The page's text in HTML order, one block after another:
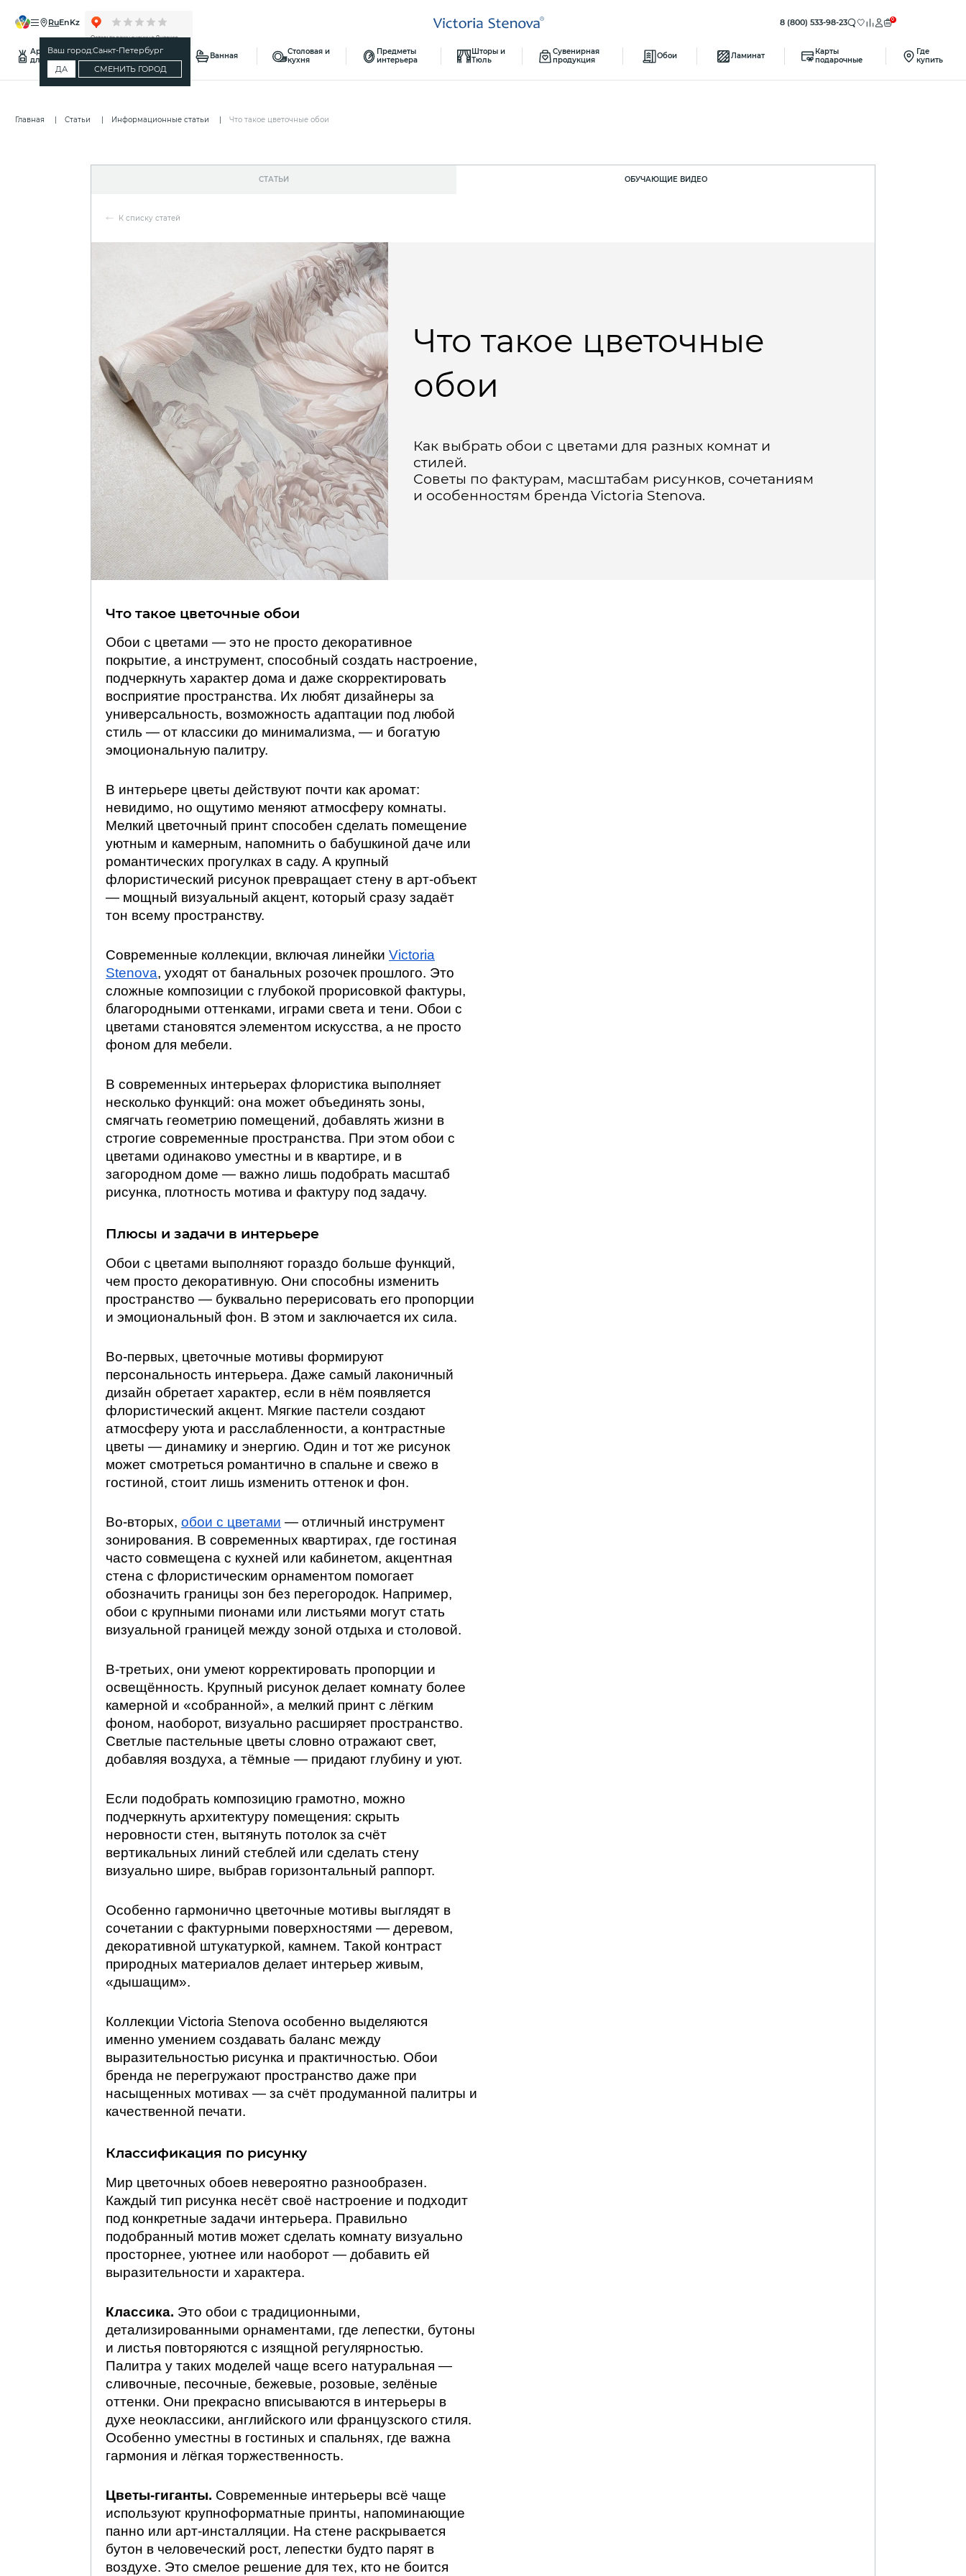
Ваш город:Санкт-Петербург
ДА
СМЕНИТЬ ГОРОД
ru en kz 8 (800) 533-98-23 0
Ароматы
для дома
Спальня Ванная
Столовая и
кухня
Предметы
интерьера
Шторы и
Тюль
Сувенирная
продукция
Обои Ламинат
Карты
подарочные
Где
купить
Главная Статьи Информационные статьи Что такое цветочные обои
СТАТЬИ ОБУЧАЮЩИЕ ВИДЕО
К списку статей
Что такое цветочные
обои
Как выбрать обои с цветами для разных комнат и
стилей.
Советы по фактурам, масштабам рисунков, сочетаниям
и особенностям бренда Victoria Stenova.
Что такое цветочные обои
Обои с цветами — это не просто декоративное
покрытие, а инструмент, способный создать настроение,
подчеркнуть характер дома и даже скорректировать
восприятие пространства. Их любят дизайнеры за
универсальность, возможность адаптации под любой
стиль — от классики до минимализма, — и богатую
эмоциональную палитру.
В интерьере цветы действуют почти как аромат:
невидимо, но ощутимо меняют атмосферу комнаты.
Мелкий цветочный принт способен сделать помещение
уютным и камерным, напомнить о бабушкиной даче или
романтических прогулках в саду. А крупный
флористический рисунок превращает стену в арт-объект
— мощный визуальный акцент, который сразу задаёт
тон всему пространству.
Современные коллекции, включая линейки Victoria
Stenova, уходят от банальных розочек прошлого. Это
сложные композиции с глубокой прорисовкой фактуры,
благородными оттенками, играми света и тени. Обои с
цветами становятся элементом искусства, а не просто
фоном для мебели.
В современных интерьерах флористика выполняет
несколько функций: она может объединять зоны,
смягчать геометрию помещений, добавлять жизни в
строгие современные пространства. При этом обои с
цветами одинаково уместны и в квартире, и в
загородном доме — важно лишь подобрать масштаб
рисунка, плотность мотива и фактуру под задачу.
Плюсы и задачи в интерьере
Обои с цветами выполняют гораздо больше функций,
чем просто декоративную. Они способны изменить
пространство — буквально перерисовать его пропорции
и эмоциональный фон. В этом и заключается их сила.
Во-первых, цветочные мотивы формируют
персональность интерьера. Даже самый лаконичный
дизайн обретает характер, если в нём появляется
флористический акцент. Мягкие пастели создают
атмосферу уюта и расслабленности, а контрастные
цветы — динамику и энергию. Один и тот же рисунок
может смотреться романтично в спальне и свежо в
гостиной, стоит лишь изменить оттенок и фон.
Во-вторых, обои с цветами — отличный инструмент
зонирования. В современных квартирах, где гостиная
часто совмещена с кухней или кабинетом, акцентная
стена с флористическим орнаментом помогает
обозначить границы зон без перегородок. Например,
обои с крупными пионами или листьями могут стать
визуальной границей между зоной отдыха и столовой.
В-третьих, они умеют корректировать пропорции и
освещённость. Крупный рисунок делает комнату более
камерной и «собранной», а мелкий принт с лёгким
фоном, наоборот, визуально расширяет пространство.
Светлые пастельные цветы словно отражают свет,
добавляя воздуха, а тёмные — придают глубину и уют.
Если подобрать композицию грамотно, можно
подчеркнуть архитектуру помещения: скрыть
неровности стен, вытянуть потолок за счёт
вертикальных линий стеблей или сделать стену
визуально шире, выбрав горизонтальный раппорт.
Особенно гармонично цветочные мотивы выглядят в
сочетании с фактурными поверхностями — деревом,
декоративной штукатуркой, камнем. Такой контраст
природных материалов делает интерьер живым,
«дышащим».
Коллекции Victoria Stenova особенно выделяются
именно умением создавать баланс между
выразительностью рисунка и практичностью. Обои
бренда не перегружают пространство даже при
насыщенных мотивах — за счёт продуманной палитры и
качественной печати.
Классификация по рисунку
Мир цветочных обоев невероятно разнообразен.
Каждый тип рисунка несёт своё настроение и подходит
под конкретные задачи интерьера. Правильно
подобранный мотив может сделать комнату визуально
просторнее, уютнее или наоборот — добавить ей
выразительности и характера.
Классика. Это обои с традиционными,
детализированными орнаментами, где лепестки, бутоны
и листья повторяются с изящной регулярностью.
Палитра у таких моделей чаще всего натуральная —
сливочные, песочные, бежевые, розовые, зелёные
оттенки. Они прекрасно вписываются в интерьеры в
духе неоклассики, английского или французского стиля.
Особенно уместны в гостиных и спальнях, где важна
гармония и лёгкая торжественность.
Цветы-гиганты. Современные интерьеры всё чаще
используют крупноформатные принты, напоминающие
панно или арт-инсталляции. На стене раскрывается
бутон в человеческий рост, лепестки будто парят в
воздухе. Это смелое решение для тех, кто не боится